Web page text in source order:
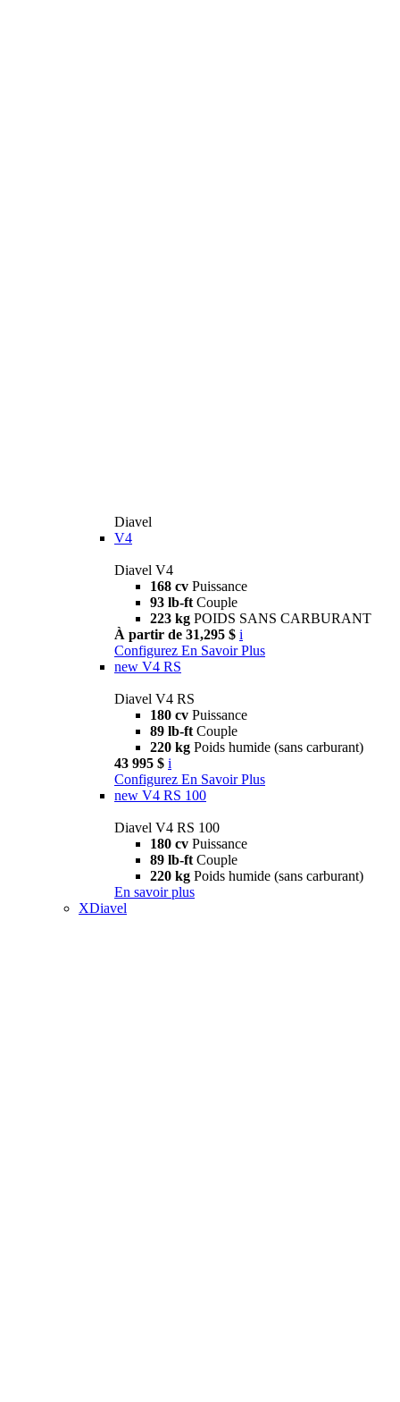
Diavel
V4
Diavel V4
168 cv Puissance
93 lb-ft Couple
223 kg POIDS SANS CARBURANT
À partir de 31,295 $ i
Configurez En Savoir Plus
new V4 RS
Diavel V4 RS
180 cv Puissance
89 lb-ft Couple
220 kg Poids humide (sans carburant)
43 995 $ i
Configurez En Savoir Plus
new V4 RS 100
Diavel V4 RS 100
180 cv Puissance
89 lb-ft Couple
220 kg Poids humide (sans carburant)
En savoir plus
XDiavel